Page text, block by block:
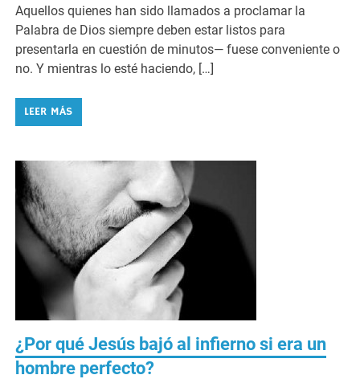
Aquellos quienes han sido llamados a proclamar la
Palabra de Dios siempre deben estar listos para
presentarla en cuestión de minutos— fuese conveniente o
no. Y mientras lo esté haciendo, […]
LEER MÁS
¿Por qué Jesús bajó al infierno si era un
hombre perfecto?